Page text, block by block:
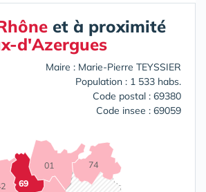
et à proximité
d'Azergues
Maire : Marie-Pierre TEYSSIER
Population : 1 533 habs.
Code postal : 69380
Code insee : 69059
01
69
74